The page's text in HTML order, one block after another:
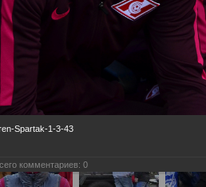
Сборной Росиии>ФК
Уважаемые
, высылайте нам на
мы
Spartak-1-3-43
комментариев: 0